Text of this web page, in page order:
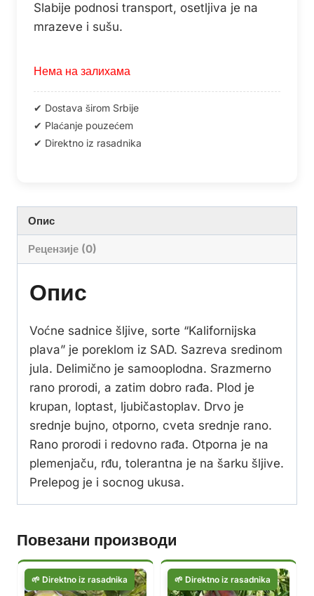
Slabije podnosi transport, osetljiva je na
mrazeve i sušu.
Нема на залихама
Опис
Рецензије (0)
Опис
Voćne sadnice šljive, sorte “Kalifornijska
plava” je poreklom iz SAD. Sazreva sredinom
jula. Delimično je samooplodna. Srazmerno
rano prorodi, a zatim dobro rađa. Plod je
krupan, loptast, ljubičastoplav. Drvo je
srednje bujno, otporno, cveta srednje rano.
Rano prorodi i redovno rađa. Otporna je na
plemenjaču, rđu, tolerantna je na šarku šljive.
Prelepog je i socnog ukusa.
Повезани производи